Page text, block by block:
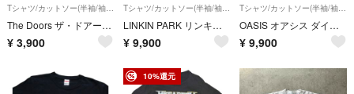
Tシャツ/カットソー(半袖/袖なし)
The Doors ザ・ドアーズ Tシャツ バンドT 古着 Lサイズ 蛍光イエロー
¥ 3,900
Tシャツ/カットソー(半袖/袖なし)
LINKIN PARK リンキン・パーク METEORA WORLD TOUR 両面プリント バンドTシャツ ブラック XL
¥ 9,900
Tシャツ/カットソー(半袖/袖なし)
OASIS オアシス ダイス 赤サイコロ プリント フェードバンドTシャツ ブラック L
¥ 9,900
10%還元